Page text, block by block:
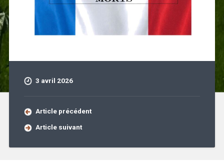
3 avril 2026
Article précédent
Article suivant